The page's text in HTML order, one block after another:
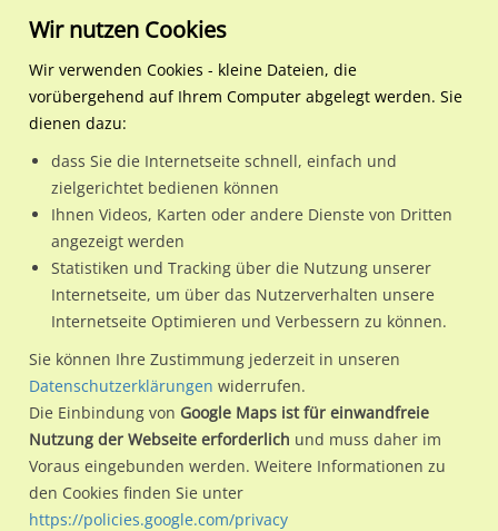
Regionale Plakatwerbung Bayern
Augsburg
Bgm.-Ackermann-Str. /
86156 / Augsburg
Nutze günstige Werbemöglichkeiten am Standort Bgm.-
Ackermann-Str. / Dayton-Ring RS in Augsburg.
Wir erheben für jede unserer Werbeflächen individuelle und
aktuelleStandortinformationenundLeistungswerte
kannst du dich schon vor der Buchung im Detail über den
Standort, seine Reichweite und Werbewirkung sowie
eventuelle Beschränkungen in den zugelassenen
Werbeinhalten informieren.
Wir nutzen Cookies
Wir verwenden Cookies - kleine Dateien, die
vorübergehend auf Ihrem Computer abgelegt werden. Sie
dienen dazu:
dass Sie die Internetseite schnell, einfach und
zielgerichtet bedienen können
Ihnen Videos, Karten oder andere Dienste von Dritten
angezeigt werden
Statistiken und Tracking über die Nutzung unserer
Internetseite, um über das Nutzerverhalten unsere
Internetseite Optimieren und Verbessern zu können.
Sie können Ihre Zustimmung jederzeit in unseren
Datenschutzerklärungen widerrufen.
Die Einbindung von Google Maps ist für einwandfreie
Nutzung der Webseite erforderlich und muss daher im
Voraus eingebunden werden. Weitere Informationen zu
den Cookies finden Sie unter
https://policies.google.com/privacy